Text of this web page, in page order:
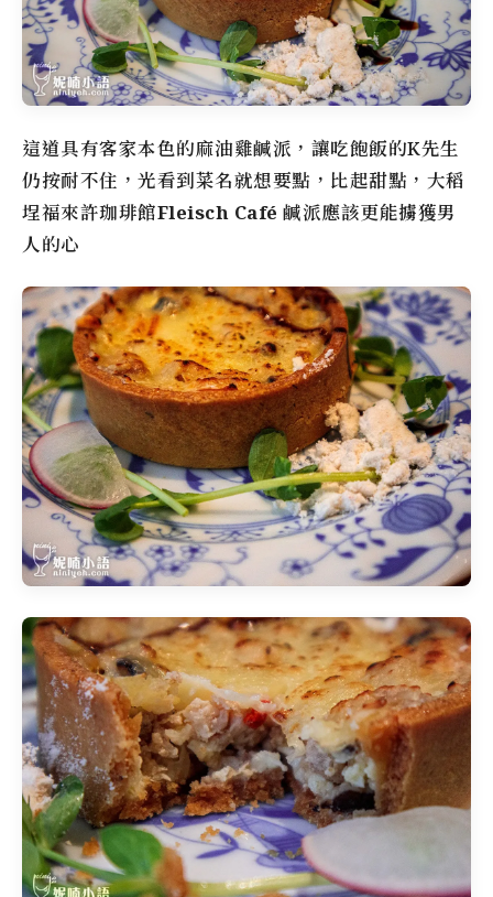
這道具有客家本色的麻油雞鹹派，讓吃飽飯的K先生
仍按耐不住，光看到菜名就想要點，比起甜點， 大稻
埕福來許珈琲館Fleisch Café 鹹派應該更能擄獲男
人的心